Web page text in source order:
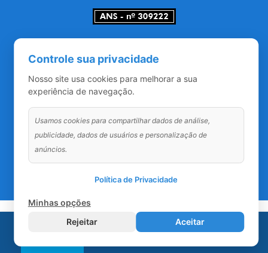
Redes Sociais
Controle sua privacidade
Nosso site usa cookies para melhorar a sua
experiência de navegação.
Usamos cookies para compartilhar dados de análise,
publicidade, dados de usuários e personalização de
anúncios.
Política de Privacidade
Minhas opções
Rejeitar
Aceitar